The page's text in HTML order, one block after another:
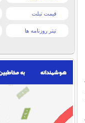
قیمت تبلت
تیتر روزنامه ها